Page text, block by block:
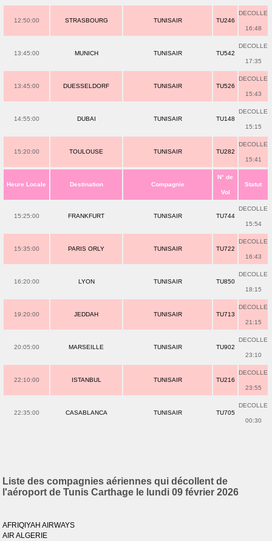
12:50:00 STRASBOURG TUNISAIR TU246
DECOLLE
16:48
13:45:00 MUNICH TUNISAIR TU542
DECOLLE
17:35
13:45:00 DUESSELDORF TUNISAIR TU526
DECOLLE
15:43
14:55:00 DUBAI TUNISAIR TU148
DECOLLE
15:15
15:20:00 TOULOUSE TUNISAIR TU282
DECOLLE
15:41
Heure Locale Destination Compagnie
N° de
Vol
Statut
15:25:00 FRANKFURT TUNISAIR TU744
DECOLLE
15:54
15:35:00 PARIS ORLY TUNISAIR TU722
DECOLLE
16:43
16:20:00 LYON TUNISAIR TU850
DECOLLE
18:15
19:20:00 JEDDAH TUNISAIR TU713
DECOLLE
21:15
20:05:00 MARSEILLE TUNISAIR TU902
DECOLLE
23:10
22:10:00 ISTANBUL TUNISAIR TU216
DECOLLE
23:55
22:35:00 CASABLANCA TUNISAIR TU705
DECOLLE
00:30
Liste des compagnies aériennes qui décollent de
l'aéroport de Tunis Carthage le lundi 09 février 2026
AFRIQIYAH AIRWAYS
AIR ALGERIE